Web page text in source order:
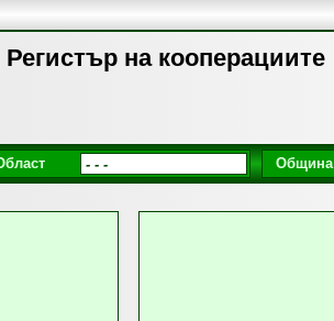
на кооперациите
Община